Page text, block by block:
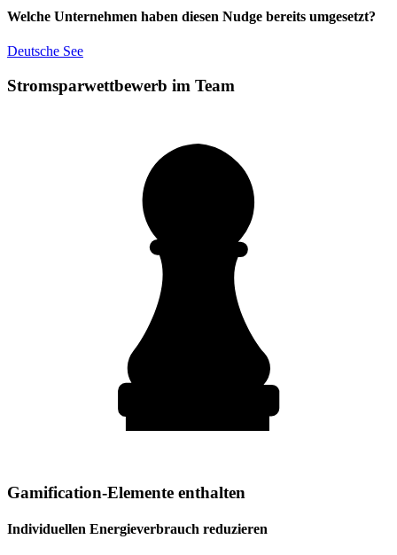
Welche Unternehmen haben diesen Nudge bereits umgesetzt?
Deutsche See
Stromsparwettbewerb im Team
Gamification-Elemente enthalten
Individuellen Energieverbrauch reduzieren